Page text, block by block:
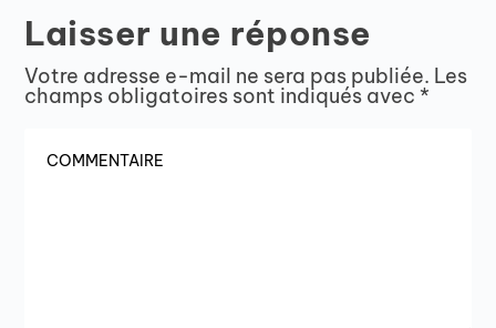
Laisser une réponse
Votre adresse e-mail ne sera pas publiée. Les
champs obligatoires sont indiqués avec *